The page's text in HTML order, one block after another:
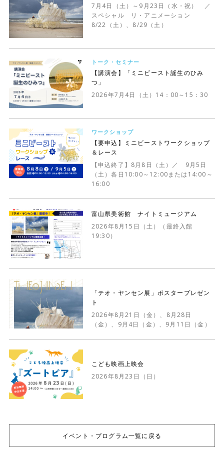
7月4日（土）～9月23日（水・祝） ／
スペシャル リ・アニメーション
8/22（土）、8/29（土）
トーク・セミナー
【講演会】「ミニビースト誕生のひみ
つ」
2026年7月4日（土）14：00～15：30
ワークショップ
【要申込】ミニビーストワークショップ
＆レース
【申込終了】8月8日（土）／ 9月5日
（土）各日10:00～12:00または14:00～
16:00
富山県美術館 ナイトミュージアム
2026年8月15日（土）（最終入館
19:30）
「テオ・ヤンセン展」ポスタープレゼン
ト
2026年8月21日（金）、8月28日
（金）、9月4日（金）、9月11日（金）
こども映画上映会
2026年8月23日（日）
イベント・プログラム一覧に戻る